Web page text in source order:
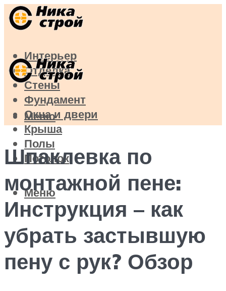
Интерьер
Отделка
Стены
Фундамент
Окна и двери
Крыша
Полы
Потолок
Меню
Меню
Шпаклевка по
монтажной пене:
Инструкция – как
убрать застывшую
пену с рук? Обзор